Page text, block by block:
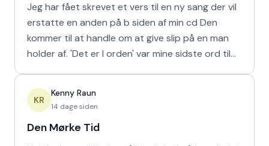
Jeg har fået skrevet et vers til en ny sang der vil
erstatte en anden på b siden af min cd Den
kommer til at handle om at give slip på en man
holder af. 'Det er I orden' var mine sidste ord til
KR
Kenny Raun
14 dage siden
Den Mørke Tid